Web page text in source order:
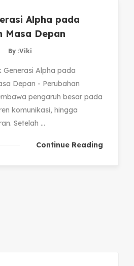
Alpha pada
Masa Depan
By :Viki
Alpha pada
Depan - Perubahan
pengaruh besar pada
komunikasi, hingga
Setelah ...
Continue Reading